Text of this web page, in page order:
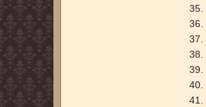
35.
36.
37.
38.
39.
40.
41.